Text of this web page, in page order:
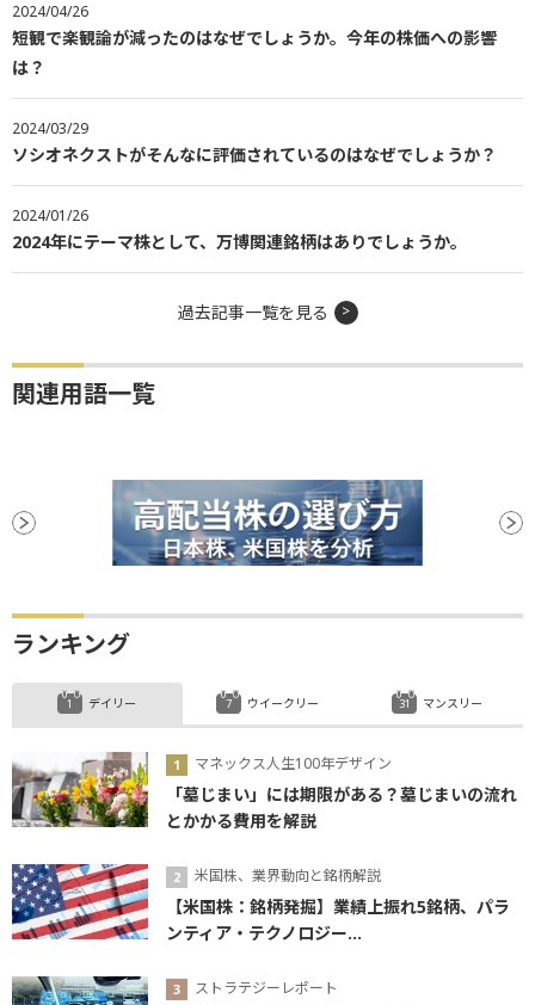
2024/04/26
短観で楽観論が減ったのはなぜでしょうか。今年の株価への影響
は？
2024/03/29
ソシオネクストがそんなに評価されているのはなぜでしょうか？
2024/01/26
2024年にテーマ株として、万博関連銘柄はありでしょうか。
過去記事一覧を見る
関連用語一覧
ランキング
デイリー
マネックス人生100年デザイン
「墓じまい」には期限がある？墓じまいの流れ
とかかる費用を解説
米国株、業界動向と銘柄解説
【米国株：銘柄発掘】業績上振れ5銘柄、パラ
ンティア・テクノロジー...
ストラテジーレポート
ウイークリー マンスリー